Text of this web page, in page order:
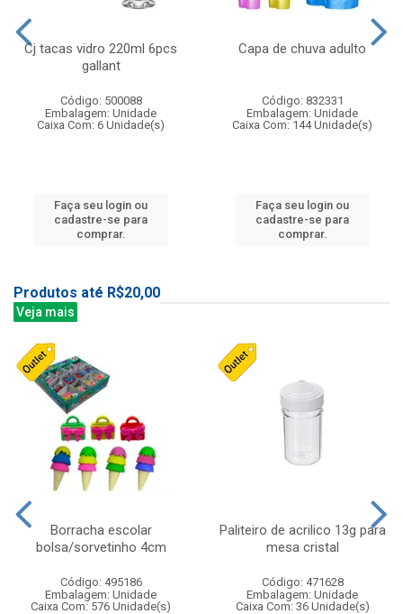
Cj tacas vidro 220ml 6pcs
gallant
Código: 500088
Embalagem: Unidade
Caixa Com: 6 Unidade(s)
Faça seu login ou
cadastre-se para
comprar.
Capa de chuva adulto
Código: 832331
Embalagem: Unidade
Caixa Com: 144 Unidade(s)
Faça seu login ou
cadastre-se para
comprar.
Produtos até R$20,00
Veja mais
Borracha escolar
bolsa/sorvetinho 4cm
Código: 495186
Embalagem: Unidade
Caixa Com: 576 Unidade(s)
Paliteiro de acrilico 13g para
mesa cristal
Código: 471628
Embalagem: Unidade
Caixa Com: 36 Unidade(s)